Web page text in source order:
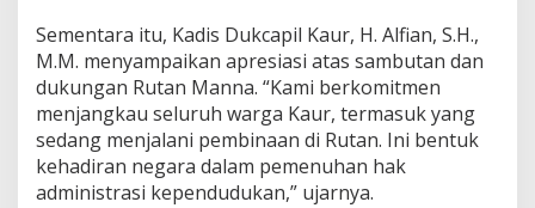
Sementara itu, Kadis Dukcapil Kaur, H. Alfian, S.H.,
M.M. menyampaikan apresiasi atas sambutan dan
dukungan Rutan Manna. “Kami berkomitmen
menjangkau seluruh warga Kaur, termasuk yang
sedang menjalani pembinaan di Rutan. Ini bentuk
kehadiran negara dalam pemenuhan hak
administrasi kependudukan,” ujarnya.